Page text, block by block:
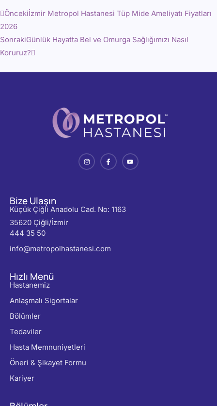
Öncekiİzmir Metropol Hastanesi Tüp Mide Ameliyatı Fiyatları
2026
SonrakiGünlük Hayatta Bel ve Omurga Sağlığımızı Nasıl
Koruruz?
Bize Ulaşın
Küçük Çiğli Anadolu Cad. No: 1163
35620 Çiğli/İzmir
444 35 50
info@metropolhastanesi.com
Hızlı Menü
Hastanemiz
Anlaşmalı Sigortalar
Bölümler
Tedaviler
Hasta Memnuniyetleri
Öneri & Şikayet Formu
Kariyer